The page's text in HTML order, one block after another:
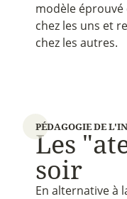
modèle
chez les uns et
chez les autres.
PÉDAGOGIE DE
Les "at
soir
En alternative à